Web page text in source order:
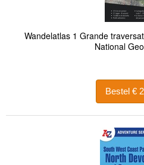
Wandelatlas 1 Grande
National